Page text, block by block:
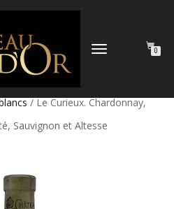
DÉPLIER
0
/ Le Curieux. Chardonnay,
Sauvignon et Altesse